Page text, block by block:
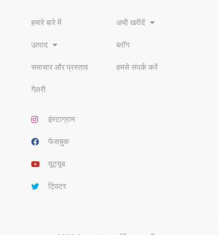
हमारे बारे में
उत्पाद
समाचार और प्रस्ताव
गैलरी
अभी खरीदें
ब्लॉग
हमसे संपर्क करें
इंस्टाग्राम
फेसबुक
यूट्यूब
ट्विटर